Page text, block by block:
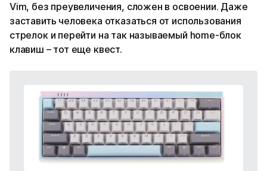
Vim, без преувеличения, сложен в освоении. Даже
заставить человека отказаться от использования
стрелок и перейти на так называемый home-блок
клавиш – тот еще квест.